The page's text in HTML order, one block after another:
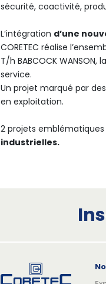
sécurité, coactivité,
L’intégration d’une
CORETEC réalise
T/h BABCOCK
service.
Un projet marqué par
en exploitation.
2 projets
industrielles.